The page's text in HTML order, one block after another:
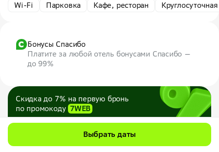
Wi-Fi Парковка Кафе, ресторан
Бонусы Спасибо
Платите за любой отель бонусами Спасибо —
до 99%
Скидка до 7% на первую бронь
по промокоду 7WEB
Максимум — 1000 ₽
Выбрать даты